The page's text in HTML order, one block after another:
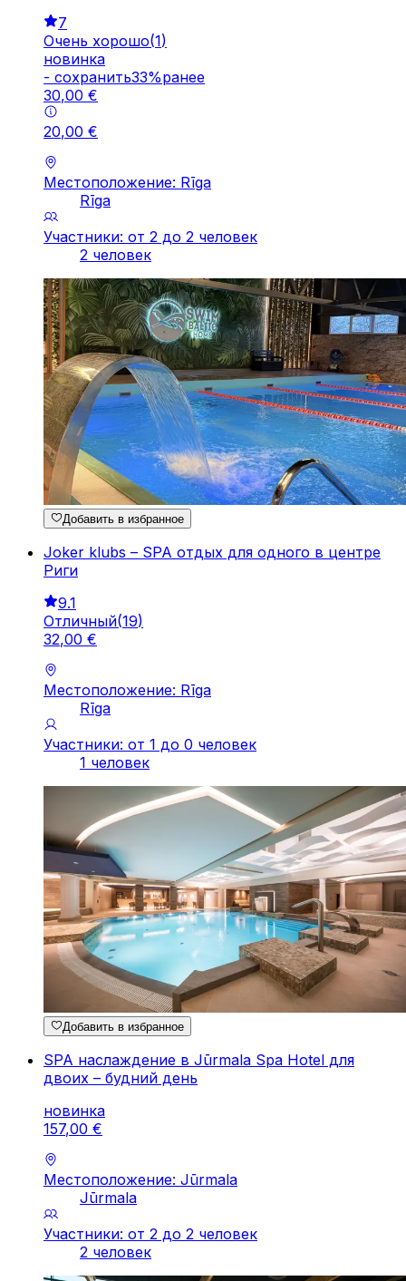
7
Очень хорошо(1)
новинка
- cохранить33%ранее
30,00 €
20,00 €
Местоположение: Rīga
Rīga
Участники: от 2 до 2 человек
2 человек
Добавить в избранное
Joker klubs – SPA отдых для одного в центре
Риги
9.1
Отличный(19)
32,00 €
Местоположение: Rīga
Rīga
Участники: от 1 до 0 человек
1 человек
Добавить в избранное
SPA наслаждение в Jūrmala Spa Hotel для
двоих – будний день
новинка
157,00 €
Местоположение: Jūrmala
Jūrmala
Участники: от 2 до 2 человек
2 человек